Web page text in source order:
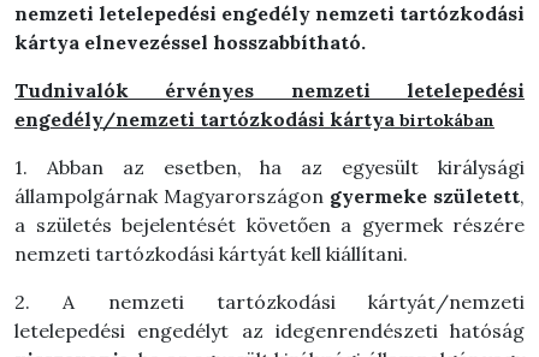
nemzeti letelepedési engedély nemzeti tartózkodási
kártya elnevezéssel hosszabbítható.
Tudnivalók érvényes nemzeti letelepedési
engedély/nemzeti tartózkodási kártya birtokában
1. Abban az esetben, ha az egyesült királysági
állampolgárnak Magyarországon gyermeke született,
a születés bejelentését követően a gyermek részére
nemzeti tartózkodási kártyát kell kiállítani.
2. A nemzeti tartózkodási kártyát/nemzeti
letelepedési engedélyt az idegenrendészeti hatóság